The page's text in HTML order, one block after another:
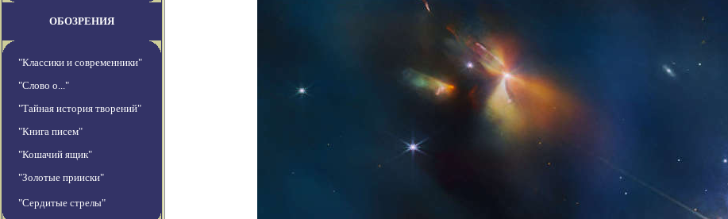
ОБОЗРЕНИЯ
"Классики и современники"
"Слово о..."
"Тайная история творений"
"Книга писем"
"Кошачий ящик"
"Золотые прииски"
"Сердитые стрелы"